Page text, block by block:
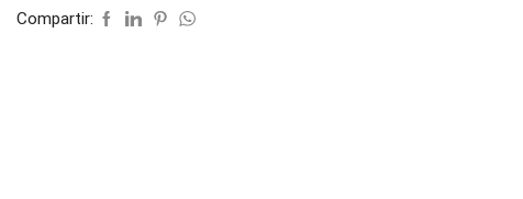
Compartir: